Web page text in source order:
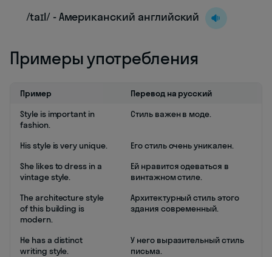
/taɪl/ - Американский английский
Примеры употребления
Пример
Перевод на русский
Style is important in
fashion.
Стиль важен в моде.
His style is very unique.
Его стиль очень уникален.
She likes to dress in a
vintage style.
Ей нравится одеваться в
винтажном стиле.
The architecture style
of this building is
modern.
Архитектурный стиль этого
здания современный.
He has a distinct
writing style.
У него выразительный стиль
письма.